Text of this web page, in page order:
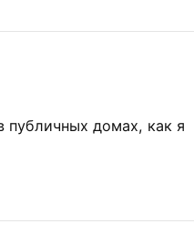
публичных домах, как я